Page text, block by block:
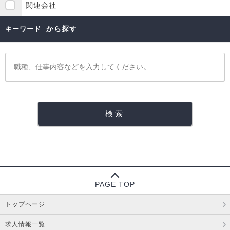
関連会社
キーワード から探す
PAGE TOP
トップページ
求人情報一覧